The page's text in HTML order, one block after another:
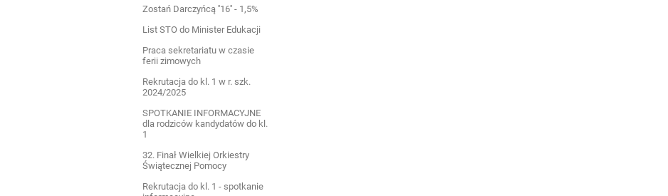
Zostań Darczyńcą ''16'' - 1,5%
List STO do Minister Edukacji
Praca sekretariatu w czasie
ferii zimowych
Rekrutacja do kl. 1 w r. szk.
2024/2025
SPOTKANIE INFORMACYJNE
dla rodziców kandydatów do kl.
1
32. Finał Wielkiej Orkiestry
Świątecznej Pomocy
Rekrutacja do kl. 1 - spotkanie